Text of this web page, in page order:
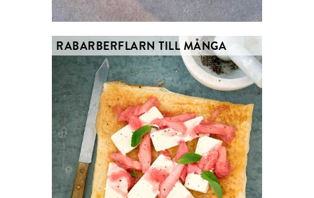
RABARBERFLARN TILL MÅNGA